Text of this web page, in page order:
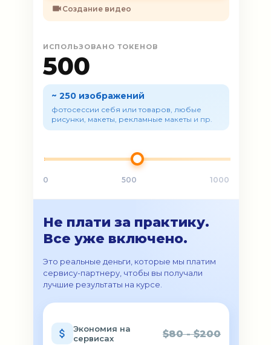
Создание видео
ИСПОЛЬЗОВАНО ТОКЕНОВ
500
~ 250 изображений
фотосессии себя или товаров, любые
рисунки, макеты, рекламные макеты и пр.
0 500 1000
Не плати за практику.
Все уже включено.
Это реальные деньги, которые мы платим
сервису-партнеру, чтобы вы получали
лучшие результаты на курсе.
Экономия на
сервисах
$80 - $200